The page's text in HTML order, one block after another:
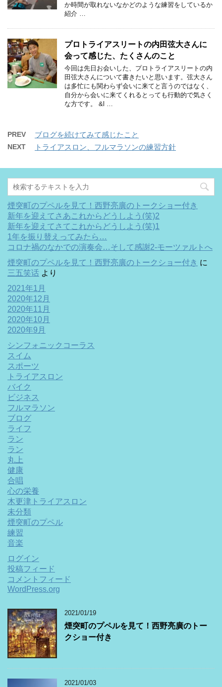
か時間が取れないなかどのような練習をしているか
紹介 …
プロトライアスリートの内田弦大さんに
会って感じた、たくさんのこと
今回は先日お会いした、プロトライアスリートの内
田弦大さんについて書きたいと思います。弦大さん
は多忙にも関わらず会いに来てと言うのではなく、
自分から会いに来てくれるとっても行動的で気さく
な方です。 &l …
PREV ブログを続けてみて感じたこと
NEXT トライアスロン、フルマラソンの練習方針
煙突町のプペルを見て！西野亮廣のトークショー付き
新年を迎えてさあこれからどうしよう(笑)2
新年を迎えてさてこれからどうしよう(笑)1
1年を振り替えってみたら…
コロナ禍のなかでの演奏会…そして感謝2-モーツァルトへ
煙突町のプペルを見て！西野亮廣のトークショー付き に
三五笑话 より
2021年1月
2020年12月
2020年11月
2020年10月
2020年9月
シンフォニックコーラス
スイム
スポーツ
トライアスロン
バイク
ビジネス
フルマラソン
ブログ
ライフ
ラン
ラン
丸上
健康
合唱
心の栄養
木更津トライアスロン
未分類
煙突町のプペル
練習
音楽
ログイン
投稿フィード
コメントフィード
WordPress.org
2021/01/19
煙突町のプペルを見て！西野亮廣のトー
クショー付き
2021/01/03